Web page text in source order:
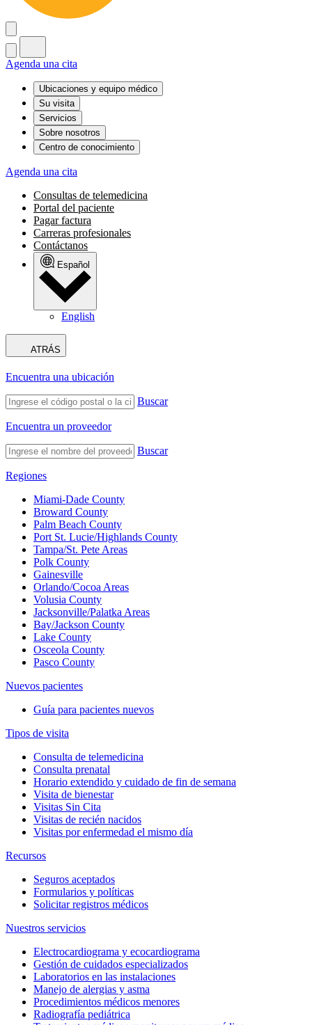
Agenda una cita
Ubicaciones y equipo médico
Su visita
Servicios
Sobre nosotros
Centro de conocimiento
Agenda una cita
Consultas de telemedicina
Portal del paciente
Pagar factura
Carreras profesionales
Contáctanos
Español
English
ATRÁS
Encuentra una ubicación
Buscar
Encuentra un proveedor
Buscar
Regiones
Miami-Dade County
Broward County
Palm Beach County
Port St. Lucie/Highlands County
Tampa/St. Pete Areas
Polk County
Gainesville
Orlando/Cocoa Areas
Volusia County
Jacksonville/Palatka Areas
Bay/Jackson County
Lake County
Osceola County
Pasco County
Nuevos pacientes
Guía para pacientes nuevos
Tipos de visita
Consulta de telemedicina
Consulta prenatal
Horario extendido y cuidado de fin de semana
Visita de bienestar
Visitas Sin Cita
Visitas de recién nacidos
Visitas por enfermedad el mismo día
Recursos
Seguros aceptados
Formularios y políticas
Solicitar registros médicos
Nuestros servicios
Electrocardiograma y ecocardiograma
Gestión de cuidados especializados
Laboratorios en las instalaciones
Manejo de alergias y asma
Procedimientos médicos menores
Radiografía pediátrica